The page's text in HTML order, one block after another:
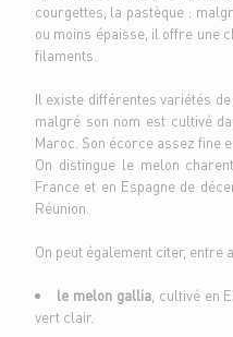
courgettes, la pastèque :
ou moins épaisse, il offre une
filaments.
Il existe différentes variétés
malgré son nom est cultivé
Maroc. Son écorce assez fine
On distingue le melon
France et en Espagne de
Réunion.
On peut également citer, entre
le melon gallia, cultivé en
vert clair.